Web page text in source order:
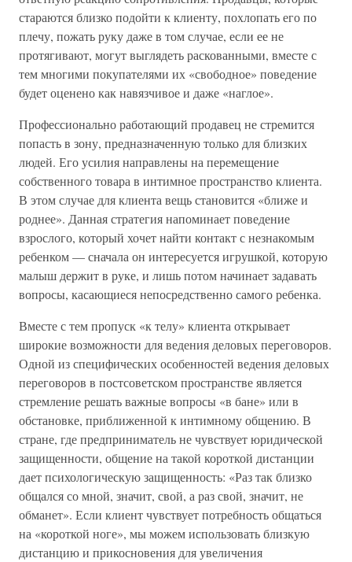
стараются близко подойти к клиенту, похлопать его по
плечу, пожать руку даже в том случае, если ее не
протягивают, могут выглядеть раскованными, вместе с
тем многими покупателями их «свободное» поведение
будет оценено как навязчивое и даже «наглое».
Профессионально работающий продавец не стремится
попасть в зону, предназначенную только для близких
людей. Его усилия направлены на перемещение
собственного товара в интимное пространство клиента.
В этом случае для клиента вещь становится «ближе и
роднее». Данная стратегия напоминает поведение
взрослого, который хочет найти контакт с незнакомым
ребенком — сначала он интересуется игрушкой, которую
малыш держит в руке, и лишь потом начинает задавать
вопросы, касающиеся непосредственно самого ребенка.
Вместе с тем пропуск «к телу» клиента открывает
широкие возможности для ведения деловых переговоров.
Одной из специфических особенностей ведения деловых
переговоров в постсоветском пространстве является
стремление решать важные вопросы «в бане» или в
обстановке, приближенной к интимному общению. В
стране, где предприниматель не чувствует юридической
защищенности, общение на такой короткой дистанции
дает психологическую защищенность: «Раз так близко
общался со мной, значит, свой, а раз свой, значит, не
обманет». Если клиент чувствует потребность общаться
на «короткой ноге», мы можем использовать близкую
дистанцию и прикосновения для увеличения